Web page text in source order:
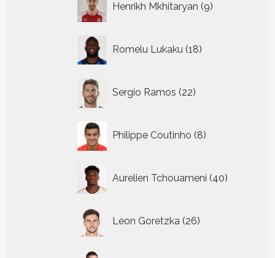
Henrikh Mkhitaryan 9
producten
Romelu Lukaku 18
producten
Sergio Ramos 22
producten
Philippe Coutinho 8
producten
Aurelien Tchouameni 40
producten
Leon Goretzka 26
producten